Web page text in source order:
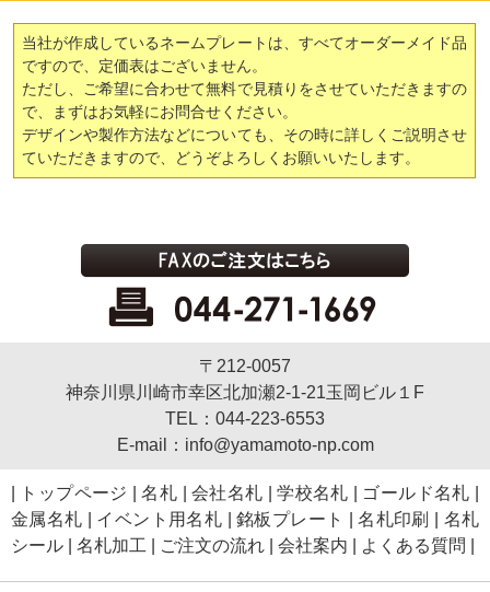
当社が作成しているネームプレートは、すべてオーダーメイド品
ですので、定価表はございません。
ただし、ご希望に合わせて無料で見積りをさせていただきますの
で、まずはお気軽にお問合せください。
デザインや製作方法などについても、その時に詳しくご説明させ
ていただきますので、どうぞよろしくお願いいたします。
〒212-0057
神奈川県川崎市幸区北加瀬2-1-21玉岡ビル１F
TEL：044-223-6553
E-mail：info@yamamoto-np.com
トップページ |名札 会社名札 |学校名札 ゴールド名札
金属名札
イベント用名札 |銘板プレート |名札印刷
名札
シール
名札加工 ご注文の流れ 会社案内 よくある質問